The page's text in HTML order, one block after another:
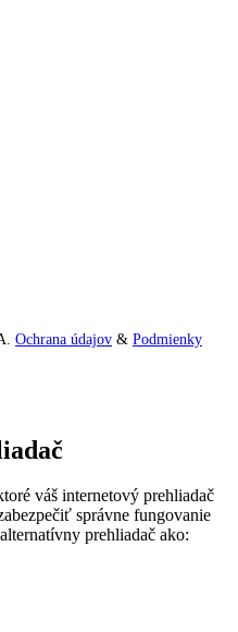
Ochrana údajov & Podmienky
váš internetový prehliadač
správne fungovanie
prehliadač ako: